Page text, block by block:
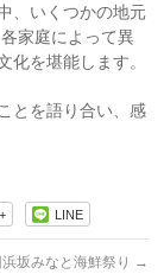
、いくつかの地元
家庭によって異
化を堪能します。
とを語り合い、感
LINE
坂みなと海鮮祭り →